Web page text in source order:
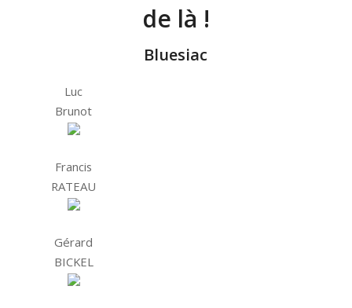
de là !
Bluesiac
Luc
Brunot
Francis
RATEAU
Gérard
BICKEL